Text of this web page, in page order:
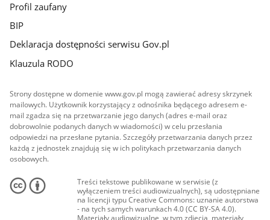
Profil zaufany
BIP
Deklaracja dostępności serwisu Gov.pl
Klauzula RODO
Strony dostępne w domenie www.gov.pl mogą zawierać adresy skrzynek
mailowych. Użytkownik korzystający z odnośnika będącego adresem e-
mail zgadza się na przetwarzanie jego danych (adres e-mail oraz
dobrowolnie podanych danych w wiadomości) w celu przesłania
odpowiedzi na przesłane pytania. Szczegóły przetwarzania danych przez
każdą z jednostek znajdują się w ich politykach przetwarzania danych
osobowych.
Treści tekstowe publikowane w serwisie (z
wyłączeniem treści audiowizualnych), są udostępniane
na licencji typu Creative Commons: uznanie autorstwa
- na tych samych warunkach 4.0 (CC BY-SA 4.0).